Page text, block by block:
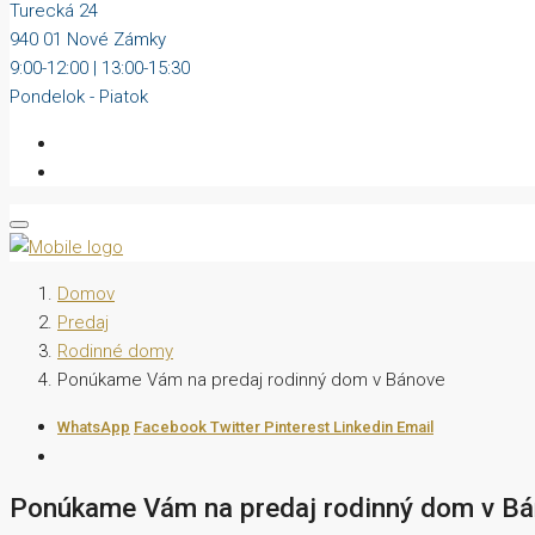
Turecká 24
940 01 Nové Zámky
9:00-12:00 | 13:00-15:30
Pondelok - Piatok
Domov
Predaj
Rodinné domy
Ponúkame Vám na predaj rodinný dom v Bánove
WhatsApp Facebook Twitter Pinterest Linkedin Email
Ponúkame Vám na predaj rodinný dom v